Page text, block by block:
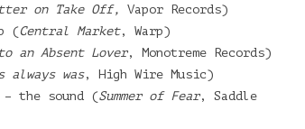
on Take Off,
Vapor Records)
(Central Market, Warp)
an Absent Lover, Monotreme Records)
always was, High Wire Music)
– the sound (Summer of Fear, Saddle